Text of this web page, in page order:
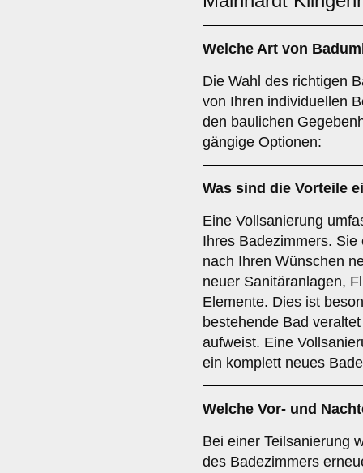
Welche Art von
Die Wahl des richtigen
von Ihren individuellen
den baulichen
gängige Optionen:
Was sind die Vorteile
Eine Vollsanierung
Ihres Badezimmers.
nach Ihren Wünschen
neuer Sanitäranlagen,
Elemente. Dies ist
bestehende Bad
aufweist. Eine
ein komplett neues
Welche Vor- und
Bei einer Teilsanierung
des Badezimmers